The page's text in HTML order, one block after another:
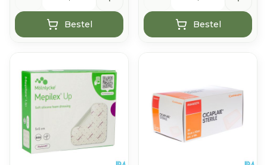
Bestel Bestel